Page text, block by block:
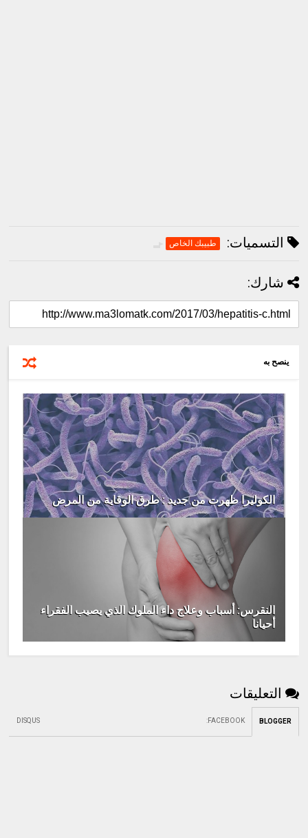
التسميات: طبيبك الخاص
شارك:
ينصح به
الكوليرا ظهرت من جديد : طرق الوقاية من المرض
النقرس: أسباب وعلاج داء الملوك الذي يصيب الفقراء
أحيانا
التعليقات
BLOGGER
FACEBOOK
:
DISQUS